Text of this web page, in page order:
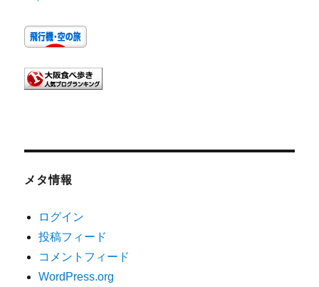
メタ情報
ログイン
投稿フィード
コメントフィード
WordPress.org